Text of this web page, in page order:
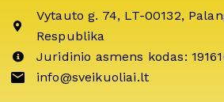
Vytauto g. 74, LT-00132,
Respublika
Juridinio asmens kodas:
info@sveikuoliai.lt